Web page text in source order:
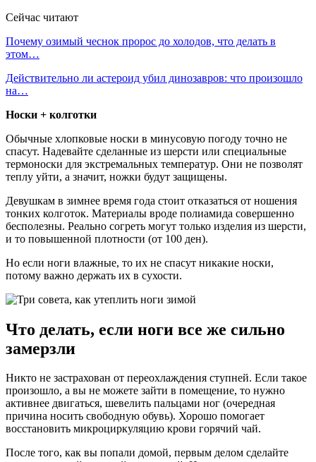
Сейчас читают
Почему озимый чеснок пророс до холодов, что делать в
этом…
Действительно ли астероид убил динозавров: что произошло
на…
Носки + колготки
Обычные хлопковые носки в минусовую погоду точно не
спасут. Надевайте сделанные из шерсти или специальные
термоноски для экстремальных температур. Они не позволят
теплу уйти, а значит, ножки будут защищены.
Девушкам в зимнее время года стоит отказаться от ношения
тонких колготок. Материалы вроде полиамида совершенно
бесполезны. Реально согреть могут только изделия из шерсти,
и то повышенной плотности (от 100 ден).
Но если ноги влажные, то их не спасут никакие носки,
потому важно держать их в сухости.
Что делать, если ноги все же сильно
замерзли
Никто не застрахован от переохлаждения ступней. Если такое
произошло, а вы не можете зайти в помещение, то нужно
активнее двигаться, шевелить пальцами ног (очередная
причина носить свободную обувь). Хорошо помогает
восстановить микроциркуляцию крови горячий чай.
После того, как вы попали домой, первым делом сделайте